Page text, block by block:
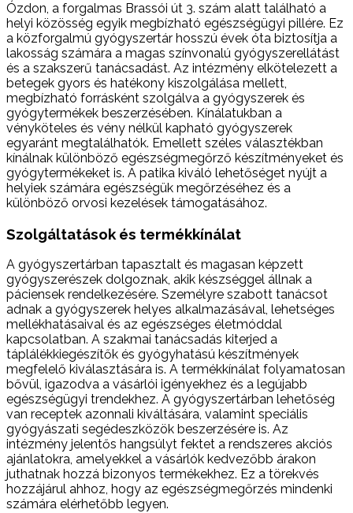
Ózdon, a forgalmas Brassói út 3. szám alatt található a
helyi közösség egyik megbízható egészségügyi pillére. Ez
a közforgalmú gyógyszertár hosszú évek óta biztosítja a
lakosság számára a magas színvonalú gyógyszerellátást
és a szakszerű tanácsadást. Az intézmény elkötelezett a
betegek gyors és hatékony kiszolgálása mellett,
megbízható forrásként szolgálva a gyógyszerek és
gyógytermékek beszerzésében. Kínálatukban a
vényköteles és vény nélkül kapható gyógyszerek
egyaránt megtalálhatók. Emellett széles választékban
kínálnak különböző egészségmegőrző készítményeket és
gyógytermékeket is. A patika kiváló lehetőséget nyújt a
helyiek számára egészségük megőrzéséhez és a
különböző orvosi kezelések támogatásához.
Szolgáltatások és termékkínálat
A gyógyszertárban tapasztalt és magasan képzett
gyógyszerészek dolgoznak, akik készséggel állnak a
páciensek rendelkezésére. Személyre szabott tanácsot
adnak a gyógyszerek helyes alkalmazásával, lehetséges
mellékhatásaival és az egészséges életmóddal
kapcsolatban. A szakmai tanácsadás kiterjed a
táplálékkiegészítők és gyógyhatású készítmények
megfelelő kiválasztására is. A termékkínálat folyamatosan
bővül, igazodva a vásárlói igényekhez és a legújabb
egészségügyi trendekhez. A gyógyszertárban lehetőség
van receptek azonnali kiváltására, valamint speciális
gyógyászati segédeszközök beszerzésére is. Az
intézmény jelentős hangsúlyt fektet a rendszeres akciós
ajánlatokra, amelyekkel a vásárlók kedvezőbb árakon
juthatnak hozzá bizonyos termékekhez. Ez a törekvés
hozzájárul ahhoz, hogy az egészségmegőrzés mindenki
számára elérhetőbb legyen.